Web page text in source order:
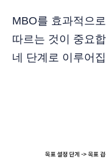
MBO를 효과적으
따르는 것이 중요
네 단계로 이루어